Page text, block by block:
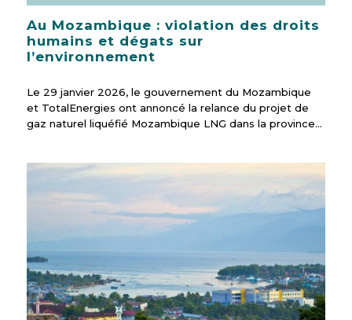
Au Mozambique : violation des droits
humains et dégats sur
l’environnement
Le 29 janvier 2026, le gouvernement du Mozambique
et TotalEnergies ont annoncé la relance du projet de
gaz naturel liquéfié Mozambique LNG dans la province…